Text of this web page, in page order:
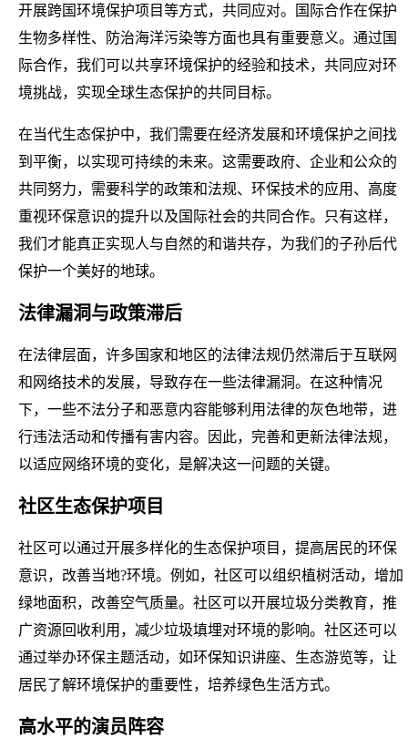
开展跨国环境保护项目等方式，共同应对。国际合作在保护
生物多样性、防治海洋污染等方面也具有重要意义。通过国
际合作，我们可以共享环境保护的经验和技术，共同应对环
境挑战，实现全球生态保护的共同目标。
在当代生态保护中，我们需要在经济发展和环境保护之间找
到平衡，以实现可持续的未来。这需要政府、企业和公众的
共同努力，需要科学的政策和法规、环保技术的应用、高度
重视环保意识的提升以及国际社会的共同合作。只有这样，
我们才能真正实现人与自然的和谐共存，为我们的子孙后代
保护一个美好的地球。
法律漏洞与政策滞后
在法律层面，许多国家和地区的法律法规仍然滞后于互联网
和网络技术的发展，导致存在一些法律漏洞。在这种情况
下，一些不法分子和恶意内容能够利用法律的灰色地带，进
行违法活动和传播有害内容。因此，完善和更新法律法规，
以适应网络环境的变化，是解决这一问题的关键。
社区生态保护项目
社区可以通过开展多样化的生态保护项目，提高居民的环保
意识，改善当地?环境。例如，社区可以组织植树活动，增加
绿地面积，改善空气质量。社区可以开展垃圾分类教育，推
广资源回收利用，减少垃圾填埋对环境的影响。社区还可以
通过举办环保主题活动，如环保知识讲座、生态游览等，让
居民了解环境保护的重要性，培养绿色生活方式。
高水平的演员阵容